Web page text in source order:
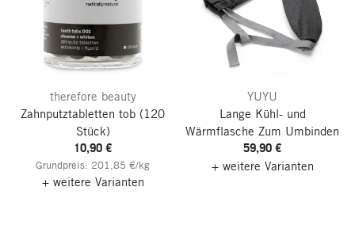
therefore beauty
Zahnputztabletten tob (120
Stück)
10,90 €
Grundpreis: 201,85 €/kg
+ weitere Varianten
YUYU
Lange Kühl- und
Wärmflasche Zum Umbinden
59,90 €
+ weitere Varianten